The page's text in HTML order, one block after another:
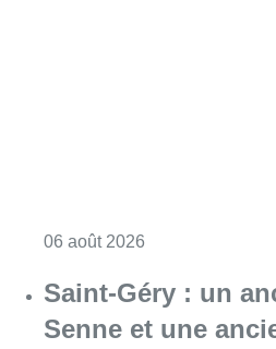
06 août 2026
Saint-Géry : un
Senne et une